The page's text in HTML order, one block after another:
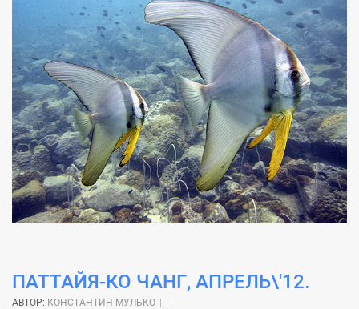
ПАТТАЙЯ-КО ЧАНГ, АПРЕЛЬ\'12.
АВТОР: КОНСТАНТИН МУЛЬКО